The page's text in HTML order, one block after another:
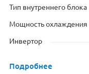
Тип внутреннего блока
Мощность охлаждения
Инвертор
Подробнее